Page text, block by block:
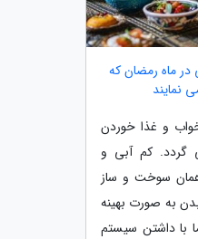
در ماه رمضان که
نمایند
و غذا خوردن
کم آبی و
همان سوخت و ساز
به صورت بهینه
با داشتن سیستم